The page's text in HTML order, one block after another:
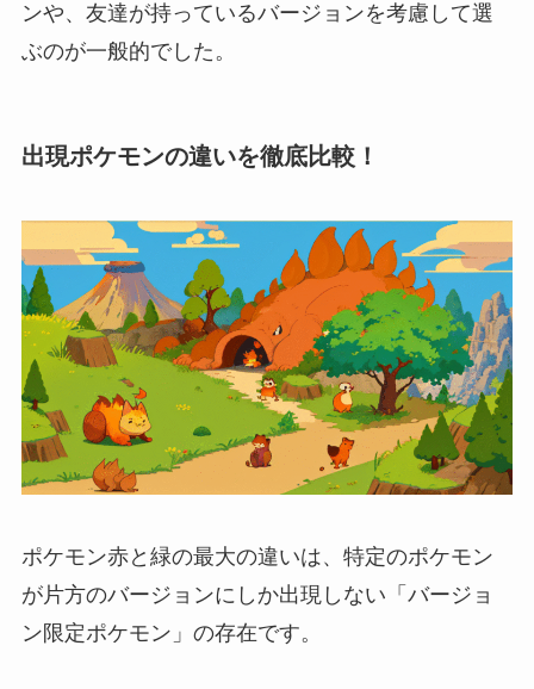
ンや、友達が持っているバージョンを考慮して選
ぶのが一般的でした。
出現ポケモンの違いを徹底比較！
ポケモン赤と緑の最大の違いは、特定のポケモン
が片方のバージョンにしか出現しない「バージョ
ン限定ポケモン」の存在です。